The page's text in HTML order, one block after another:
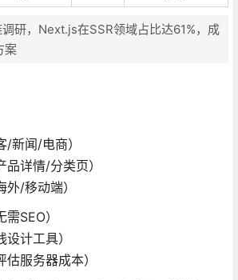
研，Next.js在SSR领域占比达61%，成
案
新闻/电商）
详情/分类页）
/移动端）
SEO）
计工具）
服务器成本）